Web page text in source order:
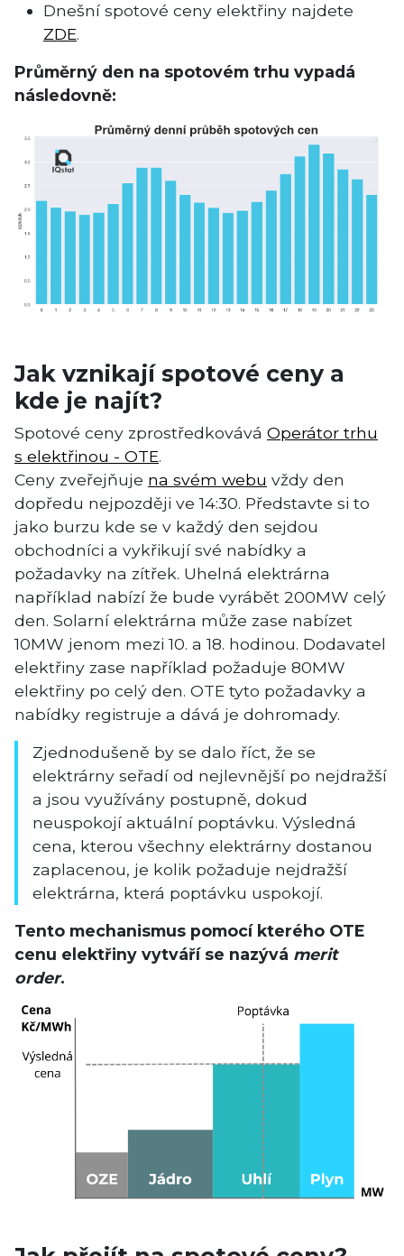
Dnešní spotové ceny elektřiny najdete
ZDE.
Průměrný den na spotovém trhu vypadá
následovně:
Jak vznikají spotové ceny a
kde je najít?
Spotové ceny zprostředkovává Operátor trhu
s elektřinou - OTE.
Ceny zveřejňuje na svém webu vždy den
dopředu nejpozději ve 14:30. Představte si to
jako burzu kde se v každý den sejdou
obchodníci a vykřikují své nabídky a
požadavky na zítřek. Uhelná elektrárna
například nabízí že bude vyrábět 200MW celý
den. Solarní elektrárna může zase nabízet
10MW jenom mezi 10. a 18. hodinou. Dodavatel
elektřiny zase například požaduje 80MW
elektřiny po celý den. OTE tyto požadavky a
nabídky registruje a dává je dohromady.
Zjednodušeně by se dalo říct, že se
elektrárny seřadí od nejlevnější po nejdražší
a jsou využívány postupně, dokud
neuspokojí aktuální poptávku. Výsledná
cena, kterou všechny elektrárny dostanou
zaplacenou, je kolik požaduje nejdražší
elektrárna, která poptávku uspokojí.
Tento mechanismus pomocí kterého OTE
cenu elektřiny vytváří se nazývá merit
order.